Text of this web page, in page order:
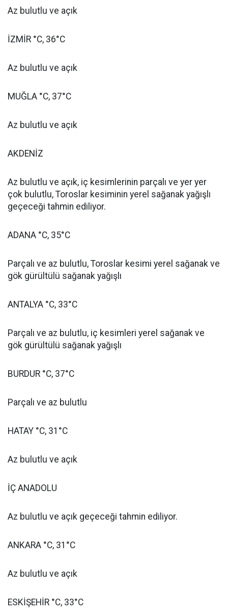
Az bulutlu ve açık
İZMİR °C, 36°C
Az bulutlu ve açık
MUĞLA °C, 37°C
Az bulutlu ve açık
AKDENİZ
Az bulutlu ve açık, iç kesimlerinin parçalı ve yer yer
çok bulutlu, Toroslar kesiminin yerel sağanak yağışlı
geçeceği tahmin ediliyor.
ADANA °C, 35°C
Parçalı ve az bulutlu, Toroslar kesimi yerel sağanak ve
gök gürültülü sağanak yağışlı
ANTALYA °C, 33°C
Parçalı ve az bulutlu, iç kesimleri yerel sağanak ve
gök gürültülü sağanak yağışlı
BURDUR °C, 37°C
Parçalı ve az bulutlu
HATAY °C, 31°C
Az bulutlu ve açık
İÇ ANADOLU
Az bulutlu ve açık geçeceği tahmin ediliyor.
ANKARA °C, 31°C
Az bulutlu ve açık
ESKİŞEHİR °C, 33°C